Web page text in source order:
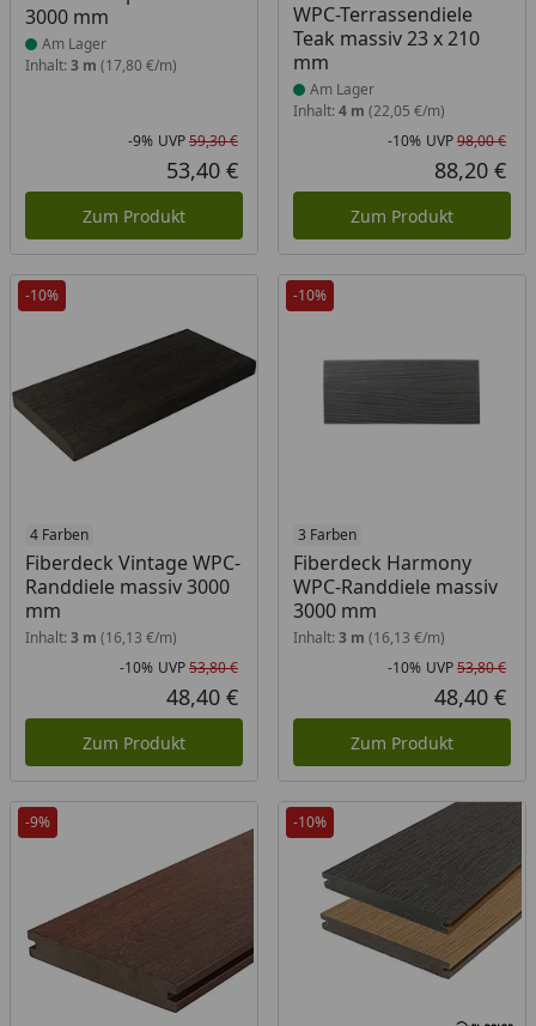
3000 mm
Am Lager
Inhalt: 3 m (17,80 €/m)
Rabatt in Prozent
-9%
Ursprünglicher Preis
UVP59,30 €
Aktueller Preis
53,40 €
Zum Produkt
WPC-Terrassendiele
Teak massiv 23 x 210
mm
Am Lager
Inhalt: 4 m (22,05 €/m)
-10% UVP98,00 €
88,20 €
Zum Produkt
-10%
4 Farben
Fiberdeck Vintage WPC-
Randdiele massiv 3000
mm
Inhalt: 3 m (16,13 €/m)
Rabatt in Prozent
-10%
Ursprünglicher Preis
UVP53,80 €
Aktueller Preis
48,40 €
Zum Produkt
-10%
3 Farben
Fiberdeck Harmony
WPC-Randdiele massiv
3000 mm
Inhalt: 3 m (16,13 €/m)
-10% UVP53,80 €
48,40 €
Zum Produkt
-9% -10%